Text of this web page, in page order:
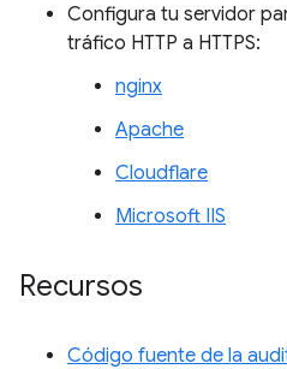
Configura tu servidor
tráfico HTTP a HTTPS:
nginx
Apache
Cloudflare
Microsoft IIS
Recursos
Código fuente de la